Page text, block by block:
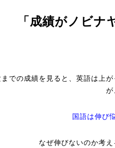
「成績がノビナ
での成績を見ると、英語は上
が
国語は伸び
なぜ伸びないのか考え